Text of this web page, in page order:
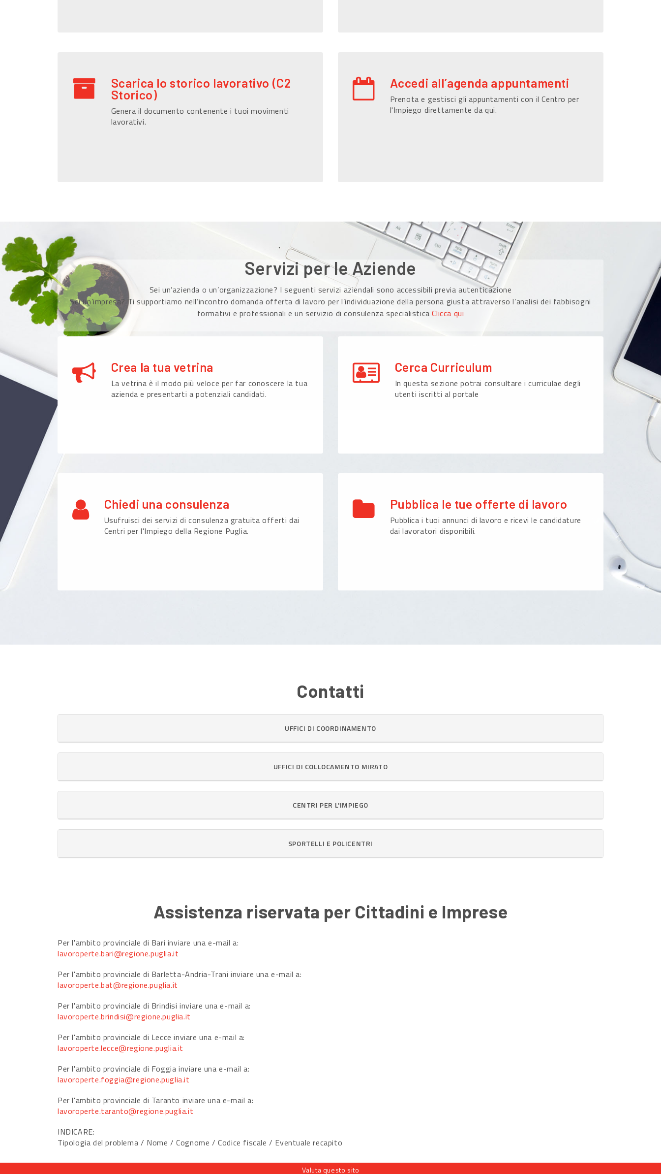
Scarica lo storico lavorativo (C2
Storico)
Genera il documento contenente i tuoi movimenti
lavorativi.
Accedi all’agenda appuntamenti
Prenota e gestisci gli appuntamenti con il Centro per
l'Impiego direttamente da qui.
Servizi per le Aziende
Sei un’azienda o un’organizzazione? I seguenti servizi aziendali sono accessibili previa autenticazione
Sei un’impresa? Ti supportiamo nell’incontro domanda offerta di lavoro per l’individuazione della persona giusta attraverso l’analisi dei fabbisogni
formativi e professionali e un servizio di consulenza specialisticaClicca qui
Crea la tua vetrina
La vetrina è il modo più veloce per far conoscere la tua
azienda e presentarti a potenziali candidati.
Cerca Curriculum
In questa sezione potrai consultare i curriculae degli
utenti iscritti al portale
Chiedi una consulenza
Usufruisci dei servizi di consulenza gratuita offerti dai
Centri per l'Impiego della Regione Puglia.
Pubblica le tue offerte di lavoro
Pubblica i tuoi annunci di lavoro e ricevi le candidature
dai lavoratori disponibili.
Contatti
UFFICI DI COORDINAMENTO
UFFICI DI COLLOCAMENTO MIRATO
CENTRI PER L'IMPIEGO
SPORTELLI E POLICENTRI
Assistenza riservata per Cittadini e Imprese
Per l'ambito provinciale di Bari inviare una e-mail a:
lavoroperte.bari@regione.puglia.it
Per l'ambito provinciale di Barletta-Andria-Trani inviare una e-mail a:
lavoroperte.bat@regione.puglia.it
Per l'ambito provinciale di Brindisi inviare una e-mail a:
lavoroperte.brindisi@regione.puglia.it
Per l'ambito provinciale di Lecce inviare una e-mail a:
lavoroperte.lecce@regione.puglia.it
Per l'ambito provinciale di Foggia inviare una e-mail a:
lavoroperte.foggia@regione.puglia.it
Per l'ambito provinciale di Taranto inviare una e-mail a:
lavoroperte.taranto@regione.puglia.it
INDICARE:
Tipologia del problema / Nome / Cognome / Codice fiscale / Eventuale recapito
Valuta questo sito